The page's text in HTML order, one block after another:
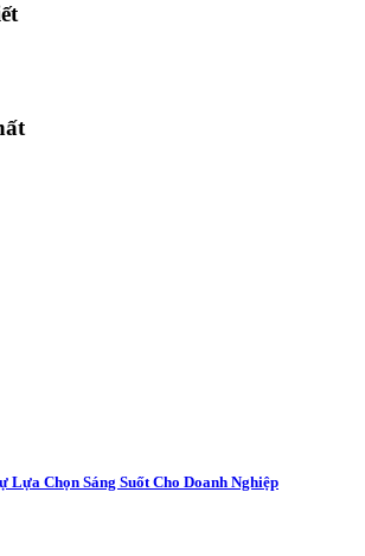
Lựa Chọn Sáng Suốt Cho Doanh Nghiệp